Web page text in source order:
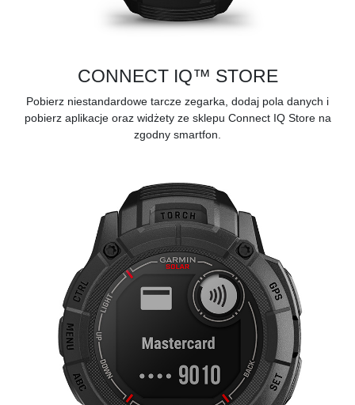
CONNECT IQ™ STORE
Pobierz niestandardowe tarcze zegarka, dodaj pola danych i
pobierz aplikacje oraz widżety ze sklepu Connect IQ Store na
zgodny smartfon.